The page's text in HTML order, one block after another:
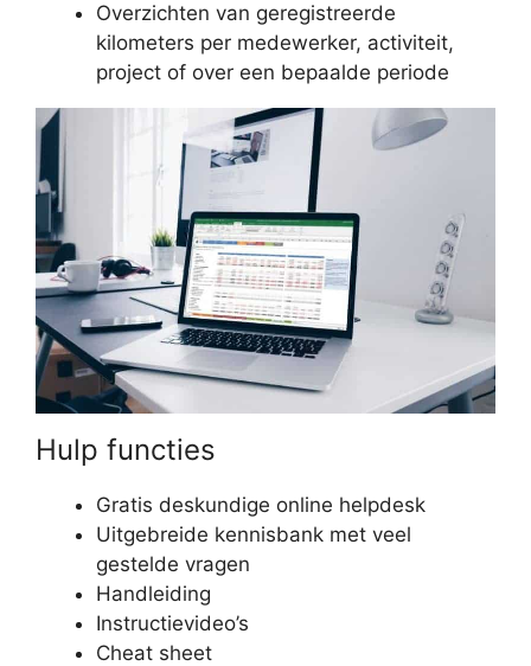
Overzichten van geregistreerde
kilometers per medewerker, activiteit,
project of over een bepaalde periode
Hulp functies
Gratis deskundige online helpdesk
Uitgebreide kennisbank met veel
gestelde vragen
Handleiding
Instructievideo’s
Cheat sheet